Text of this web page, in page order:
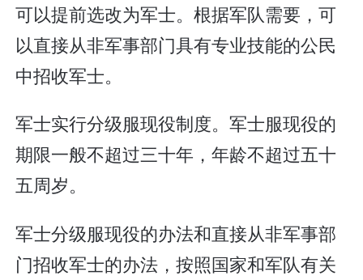
可以提前选改为军士。根据军队需要，可
以直接从非军事部门具有专业技能的公民
中招收军士。
军士实行分级服现役制度。军士服现役的
期限一般不超过三十年，年龄不超过五十
五周岁。
军士分级服现役的办法和直接从非军事部
门招收军士的办法，按照国家和军队有关